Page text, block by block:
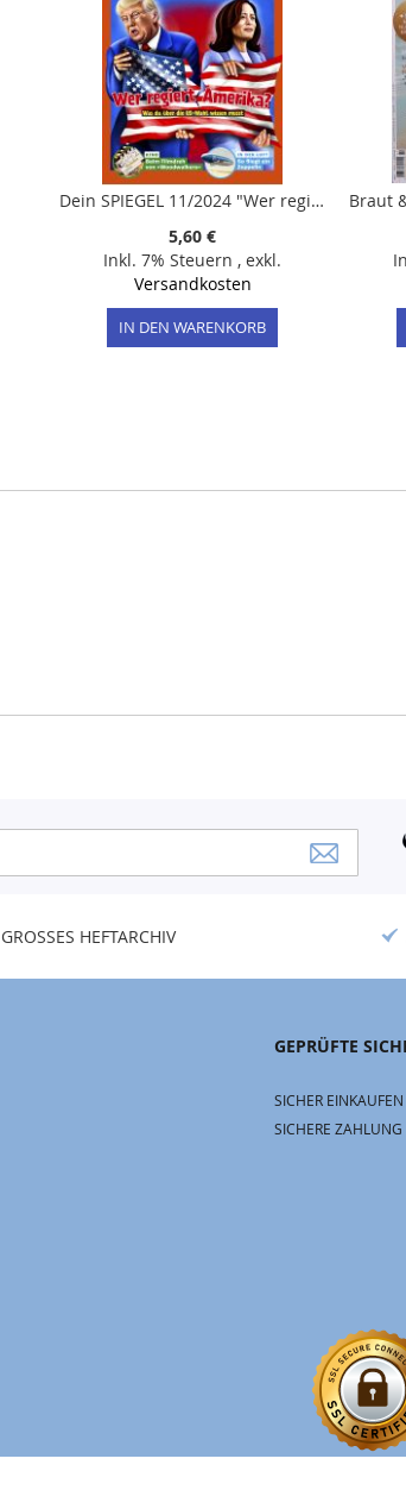
Dein SPIEGEL 11/2024 "Wer regiert Amerika?"
5,60 €
Inkl. 7% Steuern , exkl.
Versandkosten
IN DEN WARENKORB
GROSSES HEFTARCHIV
GEPRÜFTE
SICHER
SICHERE